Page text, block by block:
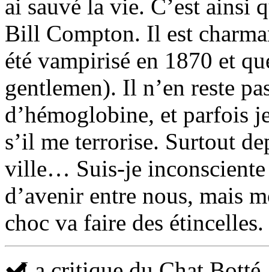
ai sauvé la vie. C’est ainsi
Bill Compton. Il est
été vampirisé en 1870 et
gentlemen). Il n’en reste
d’hémoglobine, et parfois
s’il me terrorise. Surtout
ville… Suis-je inconsciente
d’avenir entre nous, mais
choc va faire des étincelles.